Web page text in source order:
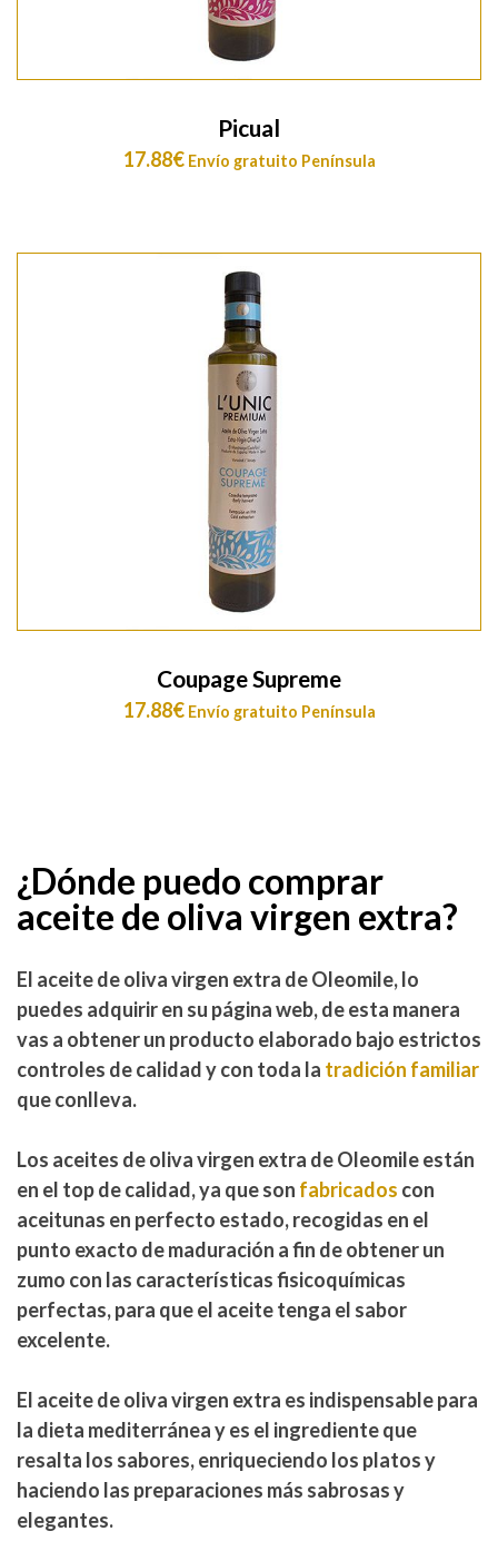
Picual
17.88€ Envío gratuito Península
Coupage Supreme
17.88€ Envío gratuito Península
¿Dónde puedo comprar
aceite de oliva virgen extra?
El aceite de oliva virgen extra de Oleomile, lo
puedes adquirir en su página web, de esta manera
vas a obtener un producto elaborado bajo estrictos
controles de calidad y con toda la tradición familiar
que conlleva.
Los aceites de oliva virgen extra de Oleomile están
en el top de calidad, ya que son fabricados con
aceitunas en perfecto estado, recogidas en el
punto exacto de maduración a fin de obtener un
zumo con las características fisicoquímicas
perfectas, para que el aceite tenga el sabor
excelente.
El aceite de oliva virgen extra es indispensable para
la dieta mediterránea y es el ingrediente que
resalta los sabores, enriqueciendo los platos y
haciendo las preparaciones más sabrosas y
elegantes.